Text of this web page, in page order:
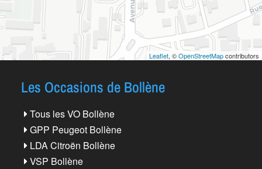
Leaflet, ©OpenStreetMapcontributors
Les Occasions de Bollène
Tous les VO Bollène
GPP Peugeot Bollène
LDA Citroën Bollène
VSP Bollène